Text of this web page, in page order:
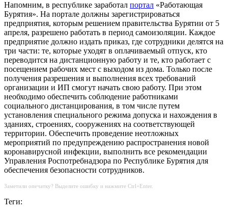
Напомним, в республике заработал портал «Работающая
Бурятия». На портале должны зарегистрироваться
предприятия, которым решением правительства Бурятии от 5
апреля, разрешено работать в период самоизоляции. Каждое
предприятие должно издать приказ, где сотрудники делятся на
три части: те, которые уходят в оплачиваемый отпуск, кто
переводится на дистанционную работу и те, кто работает с
посещением рабочих мест с выходом из дома. Только после
получения разрешения и выполнения всех требований
организации и ИП смогут начать свою работу. При этом
необходимо обеспечить соблюдение работниками
социального дистанцирования, в том числе путем
установления специального режима допуска и нахождения в
зданиях, строениях, сооружениях на соответствующей
территории. Обеспечить проведение неотложных
мероприятий по предупреждению распространения новой
коронавирусной инфекции, выполнить все рекомендации
Управления Роспотребнадзора по Республике Бурятия для
обеспечения безопасности сотрудников.
Заметили опечатку? Выделите ошибку и нажмите Ctrl+Enter.
Теги: